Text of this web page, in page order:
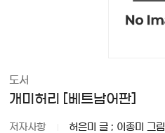
도서
개미허리 [베트남어판]
저자사항 허은미 글 ; 이종미 그림